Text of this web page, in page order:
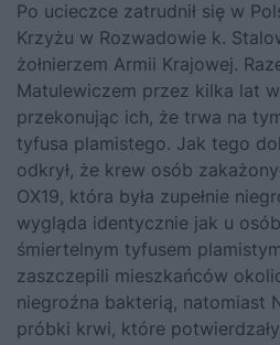
Po ucieczce zatrudnił się w
Krzyżu w Rozwadowie k.
żołnierzem Armii Krajowej.
Matulewiczem przez kilka lat
przekonując ich, że trwa na
tyfusa plamistego. Jak tego
odkrył, że krew osób
OX19, która była zupełnie
wygląda identycznie jak u
śmiertelnym tyfusem
zaszczepili mieszkańców
niegroźna bakterią, natomiast
próbki krwi, które